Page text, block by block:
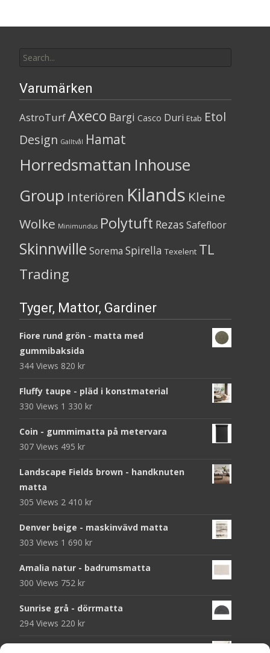
for:
Varumärken
AstroTurfAxeco Bargi Casco Duri Etab Etol
Design Galltvål Hamat
Horredsmattan Inhouse
Group Interiören Kilands Kleine
Wolke Minimundus Polytuft Rezas Safefloor
Skinnwille Sorema Spirella Texelent TL
Trading
Tyger, Mattor, Gardiner
Fiore rund grön - matta med
gummibaksida
344 Views 820 kr
Fluffy taupe - pläd i konstmaterial
330 Views 1 330 kr
Coin - gummimatta på metervara
307 Views 495 kr
Landscape Fields brown - handknuten
matta
305 Views 2 410 kr
Denver beige - maskinvävd matta
303 Views 1 690 kr
Amalia natur - badrumsmatta
300 Views 752 kr
Sunrise grå - dörrmatta
294 Views 220 kr